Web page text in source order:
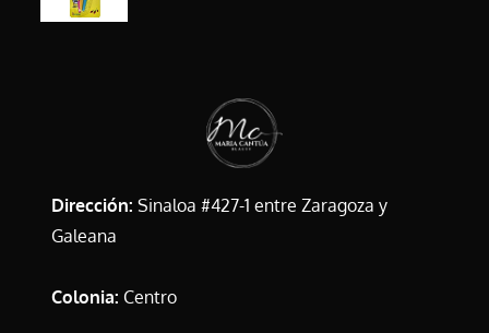
Dirección: Sinaloa #427-1 entre Zaragoza y
Galeana
Colonia: Centro